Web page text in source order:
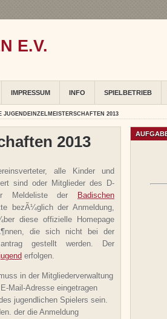
E.V.
IMPRESSUM INFO SPIELBETRIEB
JUGENDEINZELMEISTERSCHAFTEN 2013
2013
alle Kinder und
sind oder Mitglieder des D-
Meldeliste der
Badischen
bezÃ¼glich der Anmeldung,
diese offizielle Homepage
die sich nicht bei der
gestellt werden. Der
erfolgen.
in der Mitgliederverwaltung
Mail-Adresse eingetragen
jugendlichen Spielers sein.
der die Anmeldung